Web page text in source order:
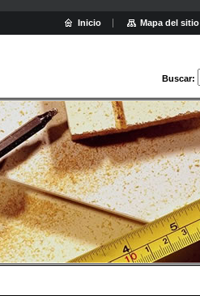
Buscar:
Inicio Mapa del sitio